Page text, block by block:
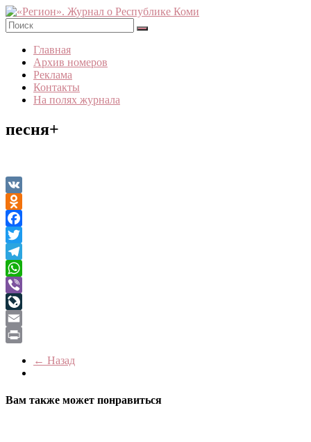
Skip
to
content
«Регион».
Журнал
Республике
Коми
Главная
Архив номеров
Реклама
Контакты
На полях журнала
песня+
VK
Odnoklassniki
Facebook
Twitter
Telegram
WhatsApp
Viber
LiveJournal
Email
← Назад
Вам также может понравиться